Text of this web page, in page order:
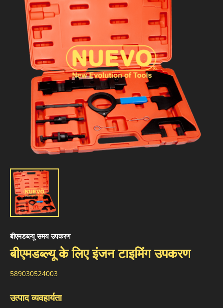
बीएमडब्ल्यू समय उपकरण
बीएमडब्ल्यू के लिए इंजन टाइमिंग उपकरण
589030524003
उत्पाद व्यवहार्यता